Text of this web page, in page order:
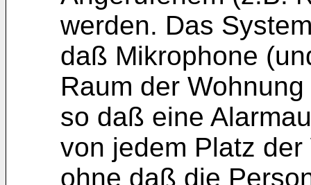
werden. Das
daß Mikrophone
Raum der
so daß eine
von jedem Platz
ohne daß die